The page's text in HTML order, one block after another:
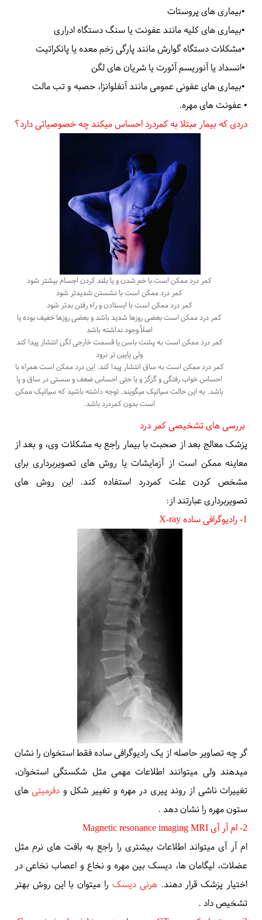
•بیماری های پروستات
•بیماری های کلیه مانند عفونت یا سنگ دستگاه ادراری
•مشکلات دستگاه گوارش مانند پارگی زخم معده یا پانکراتیت
•انسداد یا آنوریسم آئورت یا شریان های لگن
•بیماری های عفونی عمومی مانند آنفلوانزا، حصبه و تب مالت
• عفونت های مهره.
دردی که بیمار مبتلا به کمردرد احساس میکند چه خصوصیاتی دارد؟
کمر درد ممکن است با خم شدن و یا بلند کردن اجسام بیشتر شود
کمر درد ممکن است با نشستن شدیدتر شود
کمر درد ممکن است با ایستادن و راه رفتن بدتر شود
کمر درد ممکن است بعضی روزها شدید باشد و بعضی روزها خفیف بوده یا
اصلاً وجود نداشته باشد
کمر درد ممکن است به پشت باسن یا قسمت خارجی لگن انتشار پیدا کند
ولی پایین تر نرود
کمر درد ممکن است به ساق انتشار پیدا کند. این درد ممکن است همراه با
احساس خواب رفتگی و گزگز و یا حتی احساس ضعف و سستی در ساق و پا
باشد. به این حالت سیاتیک میگویند. توجه داشته باشید که سیاتیک ممکن
است بدون کمردرد باشد.
بررسی های تشخیصی کمر درد
پزشک معالج بعد از صحبت با بیمار راجع به مشکلات وی، و بعد از
معاینه ممکن است از آزمایشات یا روش های تصویربرداری برای
مشخص کردن علت کمردرد استفاده کند. این روش های
تصویربرداری عبارتند از:
1- رادیوگرافی ساده
X-ray
گر چه تصاویر حاصله از یک رادیوگرافیسادهفقط استخوان را نشان
میدهند ولی میتوانند اطلاعات مهمی مثل شکستگی استخوان،
تغییرات ناشی از روند پیری در مهره و تغییر شکل و دفرمیتیهای
ستون مهره را نشان دهد .
2- ام آر آی
Magnetic resonance imaging MRI
ام آر آی میتواند اطلاعات بیشتری را راجع به بافت های نرم مثل
عضلات، لیگامان ها، دیسک بین مهره و نخاع و اعصاب نخاعی در
اختیار پزشک قرار دهند.هرنی دیسک را میتوان با این روش بهتر
تشخیص داد .